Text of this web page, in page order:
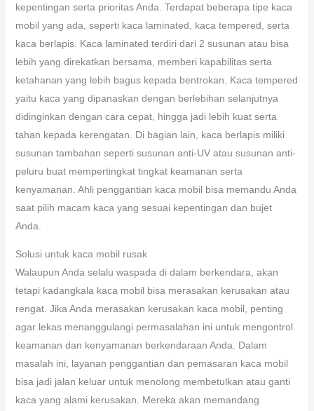
kepentingan serta prioritas Anda. Terdapat beberapa tipe kaca
mobil yang ada, seperti kaca laminated, kaca tempered, serta
kaca berlapis. Kaca laminated terdiri dari 2 susunan atau bisa
lebih yang direkatkan bersama, memberi kapabilitas serta
ketahanan yang lebih bagus kepada bentrokan. Kaca tempered
yaitu kaca yang dipanaskan dengan berlebihan selanjutnya
didinginkan dengan cara cepat, hingga jadi lebih kuat serta
tahan kepada kerengatan. Di bagian lain, kaca berlapis miliki
susunan tambahan seperti susunan anti-UV atau susunan anti-
peluru buat mempertingkat tingkat keamanan serta
kenyamanan. Ahli penggantian kaca mobil bisa memandu Anda
saat pilih macam kaca yang sesuai kepentingan dan bujet
Anda.
Solusi untuk kaca mobil rusak
Walaupun Anda selalu waspada di dalam berkendara, akan
tetapi kadangkala kaca mobil bisa merasakan kerusakan atau
rengat. Jika Anda merasakan kerusakan kaca mobil, penting
agar lekas menanggulangi permasalahan ini untuk mengontrol
keamanan dan kenyamanan berkendaraan Anda. Dalam
masalah ini, layanan penggantian dan pemasaran kaca mobil
bisa jadi jalan keluar untuk menolong membetulkan atau ganti
kaca yang alami kerusakan. Mereka akan memandang